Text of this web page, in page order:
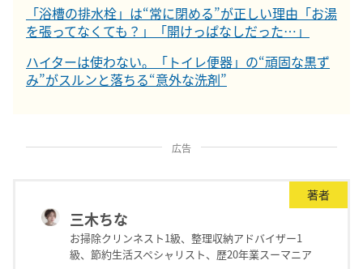
「浴槽の排水栓」は“常に閉める”が正しい理由「お湯
を張ってなくても？」「開けっぱなしだった…」
ハイターは使わない。「トイレ便器」の“頑固な黒ず
み”がスルンと落ちる“意外な洗剤”
広告
著者
三木ちな
お掃除クリンネスト1級、整理収納アドバイザー1
級、節約生活スペシャリスト、歴20年業スーマニア